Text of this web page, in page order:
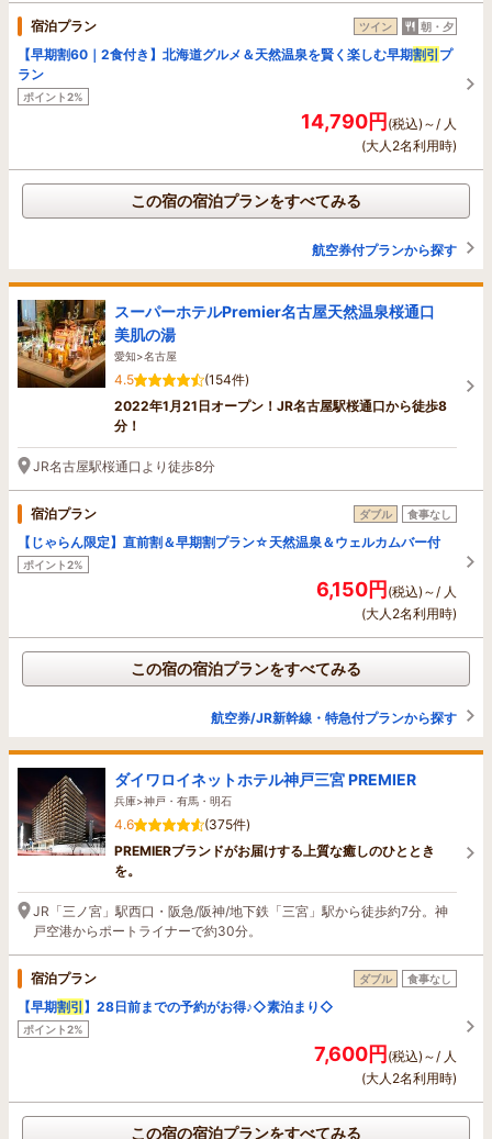
宿泊プラン ツイン 朝・夕
【早期割60｜2食付き】北海道グルメ＆天然温泉を賢く楽しむ早期割引 プ
ラン
ポイント2%
14,790円(税込)～/ 人
(大人2名利用時)
この宿の宿泊プランをすべてみる
航空券付プランから探す
スーパーホテルPremier名古屋天然温泉桜通口
美肌の湯
愛知>名古屋
4.5
(154件)
2022年1月21日オープン！JR名古屋駅桜通口から徒歩8
分！
JR名古屋駅桜通口より徒歩8分
宿泊プラン ダブル 食事なし
【じゃらん限定】直前割＆早期割プラン☆天然温泉＆ウェルカムバー付
ポイント2%
6,150円(税込)～/ 人
(大人2名利用時)
この宿の宿泊プランをすべてみる
航空券/JR新幹線・特急付プランから探す
ダイワロイネットホテル神戸三宮 PREMIER
兵庫>神戸・有馬・明石
4.6
(375件)
PREMIERブランドがお届けする上質な癒しのひととき
を。
JR「三ノ宮」駅西口・阪急/阪神/地下鉄「三宮」駅から徒歩約7分。神
戸空港からポートライナーで約30分。
宿泊プラン ダブル 食事なし
【早期割引 】28日前までの予約がお得♪◇素泊まり◇
ポイント2%
7,600円(税込)～/ 人
(大人2名利用時)
この宿の宿泊プランをすべてみる